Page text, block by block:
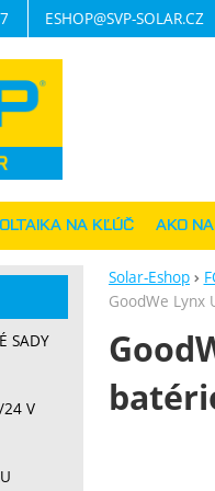
Solar-Eshop
GoodWe Lynx
SADY
24 V
ESHOP@SVP-SOLAR.CZ
NA KĽÚČ AKO